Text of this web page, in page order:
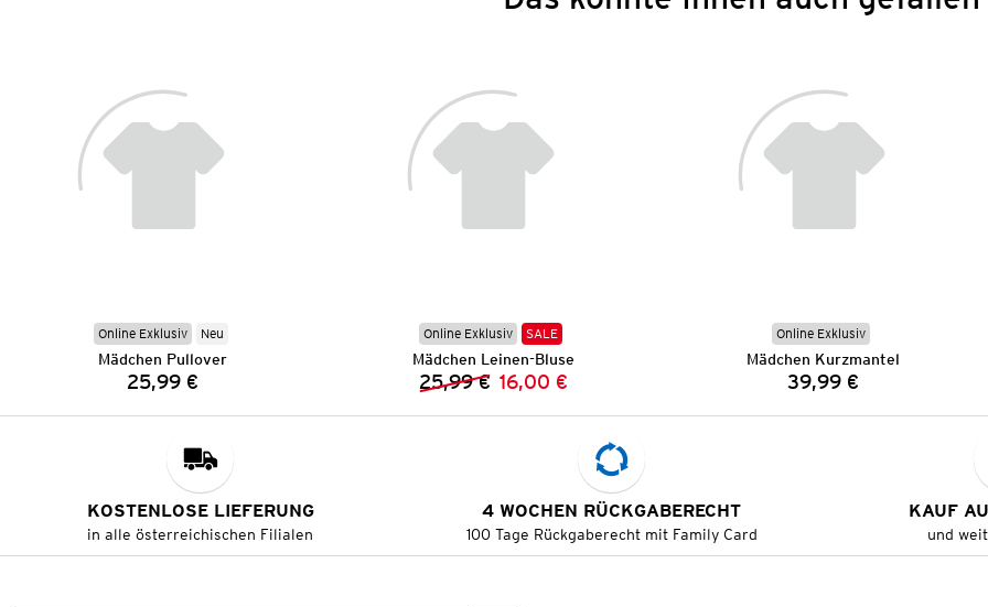
Online Exklusiv Neu
Mädchen Pullover
Preis:
25,99 €
Online Exklusiv SALE
Mädchen Leinen-Bluse
Vorheriger Preis:
25,99 € Neuer Preis:
16,00 €
Online Exklusiv
Mädchen Kurzmantel
Preis:
39,99 €
KOSTENLOSE LIEFERUNG
in alle österreichischen Filialen
4 WOCHEN RÜCKGABERECHT
100 Tage Rückgaberecht mit Family Card
KAUF
und